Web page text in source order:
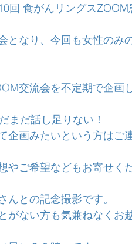
回 食がんリングスZOOM
となり、今回も女性のみ
交流会を不定期で企画
まだ話し足りない！
企画みたいという方はご
やご希望などもお寄せくだ
んとの記念撮影です。
がない方も気兼ねなくお